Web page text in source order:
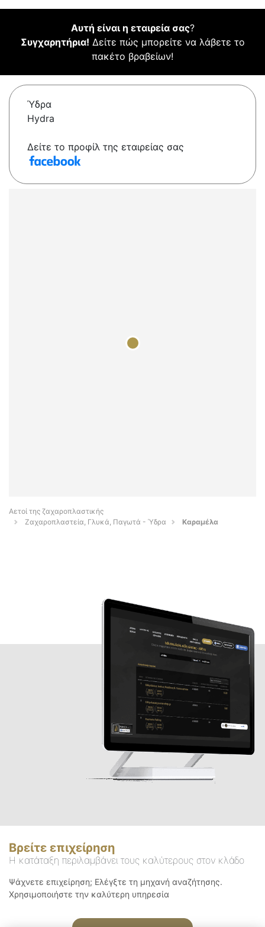
Αυτή είναι η εταιρεία σας?
Συγχαρητήρια! Δείτε πώς μπορείτε να λάβετε το
πακέτο βραβείων!
Ύδρα
Hydra
Δείτε το προφίλ της εταιρείας σας
Αετοί της ζαχαροπλαστικής
Ζαχαροπλαστεία, Γλυκά, Παγωτά - Ύδρα
Καραμέλα
Βρείτε επιχείρηση
Η κατάταξη περιλαμβάνει τους καλύτερους στον κλάδο
Ψάχνετε επιχείρηση; Ελέγξτε τη μηχανή αναζήτησης.
Χρησιμοποιήστε την καλύτερη υπηρεσία